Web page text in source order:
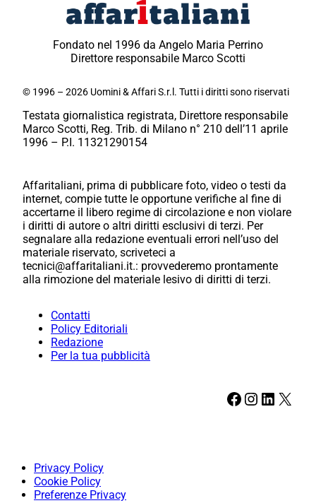
Fondato nel 1996 da Angelo Maria Perrino
Direttore responsabile Marco Scotti
© 1996 – 2026 Uomini & Affari S.r.l. Tutti i diritti sono riservati
Testata giornalistica registrata, Direttore responsabile
Marco Scotti, Reg. Trib. di Milano n° 210 dell’11 aprile
1996 – P.I. 11321290154
Affaritaliani, prima di pubblicare foto, video o testi da
internet, compie tutte le opportune verifiche al fine di
accertarne il libero regime di circolazione e non violare
i diritti di autore o altri diritti esclusivi di terzi. Per
segnalare alla redazione eventuali errori nell’uso del
materiale riservato, scriveteci a
tecnici@affaritaliani.it.: provvederemo prontamente
alla rimozione del materiale lesivo di diritti di terzi.
Contatti
Policy Editoriali
Redazione
Per la tua pubblicità
Facebook Instagram LinkedIn X
Privacy Policy
Cookie Policy
Preferenze Privacy